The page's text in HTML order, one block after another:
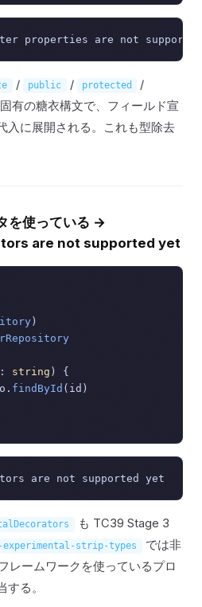
/ public / protected /
有の糖衣構文で、フィールド宣
入に展開される。これも型除去
を使っている →
are not supported yet
)
: string ) {
. findById (id)
も TC39 Stage 3
experimental-strip-types
では非
レームワークを使っているプロ
る。